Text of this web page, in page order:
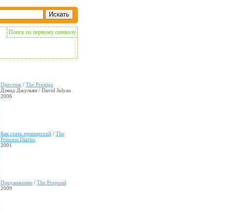
Поиск по первому символу
Престиж/ The Prestige
Дэвид Джульян / David Julyan
2006
Как стать принцессой/ The
Princess Diaries
2001
Предложение/ The Proposal
2009